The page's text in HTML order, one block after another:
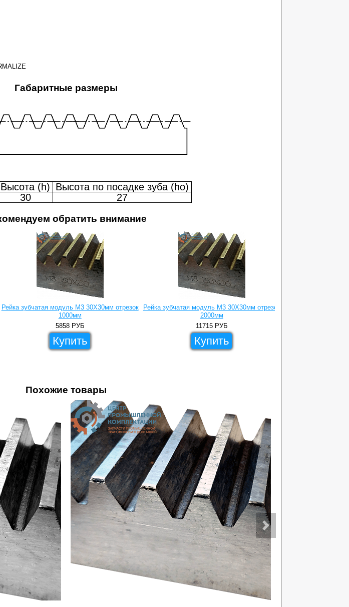
Габаритные размеры
Высота (h) Высота по посадке зуба (ho)
30 27
обратить внимание
Рейка зубчатая модуль M3 30X30мм отрезок
1000мм
5858 РУБ
Купить
Рейка зубчатая модуль M3 30X30мм отрезок
2000мм
11715 РУБ
Купить
Похожие товары